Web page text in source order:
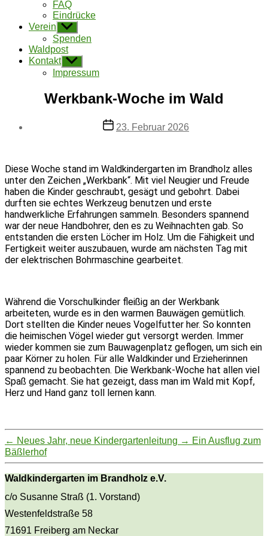
FAQ
Eindrücke
Verein Untermenü
anzeigen
Spenden
Waldpost
Kontakt Untermenü
anzeigen
Impressum
Werkbank-Woche im Wald
Beitragsdatum
23. Februar 2026
Diese Woche stand im Waldkindergarten im Brandholz alles
unter den Zeichen „Werkbank“. Mit viel Neugier und Freude
haben die Kinder geschraubt, gesägt und gebohrt. Dabei
durften sie echtes Werkzeug benutzen und erste
handwerkliche Erfahrungen sammeln. Besonders spannend
war der neue Handbohrer, den es zu Weihnachten gab. So
entstanden die ersten Löcher im Holz. Um die Fähigkeit und
Fertigkeit weiter auszubauen, wurde am nächsten Tag mit
der elektrischen Bohrmaschine gearbeitet.
Während die Vorschulkinder fleißig an der Werkbank
arbeiteten, wurde es in den warmen Bauwägen gemütlich.
Dort stellten die Kinder neues Vogelfutter her. So konnten
die heimischen Vögel wieder gut versorgt werden. Immer
wieder kommen sie zum Bauwagenplatz geflogen, um sich ein
paar Körner zu holen. Für alle Waldkinder und Erzieherinnen
spannend zu beobachten. Die Werkbank-Woche hat allen viel
Spaß gemacht. Sie hat gezeigt, dass man im Wald mit Kopf,
Herz und Hand ganz toll lernen kann.
← Neues Jahr, neue Kindergartenleitung → Ein Ausflug zum
Bäßlerhof
Waldkindergarten im Brandholz e.V.
c/o Susanne Straß (1. Vorstand)
Westenfeldstraße 58
71691 Freiberg am Neckar